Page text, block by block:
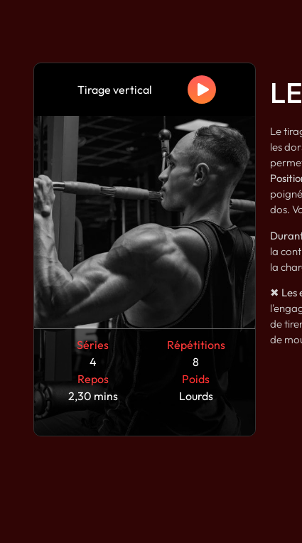
Tirage vertical
Séries
4
Répétitions
8
Repos
2,30 mins
Poids
Lourds
Le
les
dos.
la
la
✖ Les
de
de